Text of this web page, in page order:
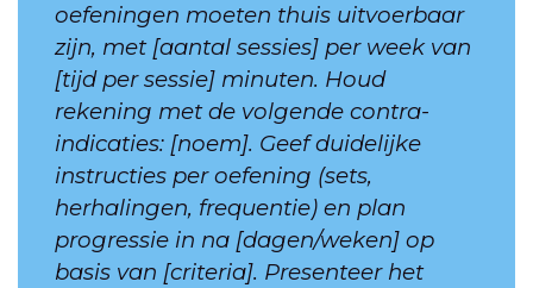
oefeningen moeten thuis uitvoerbaar
zijn, met [aantal sessies] per week van
[tijd per sessie] minuten. Houd
rekening met de volgende contra-
indicaties: [noem]. Geef duidelijke
instructies per oefening (sets,
herhalingen, frequentie) en plan
progressie in na [dagen/weken] op
basis van [criteria]. Presenteer het